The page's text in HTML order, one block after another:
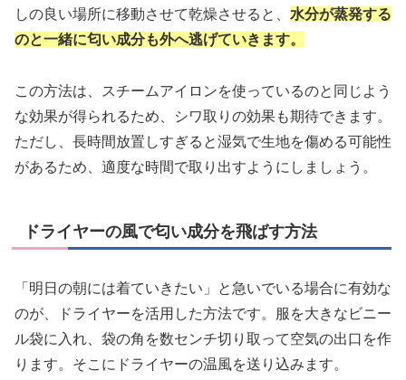
しの良い場所に移動させて乾燥させると、 水分が蒸発する
のと一緒に匂い成分も外へ逃げていきます。
この方法は、スチームアイロンを使っているのと同じよう
な効果が得られるため、シワ取りの効果も期待できます。
ただし、長時間放置しすぎると湿気で生地を傷める可能性
があるため、適度な時間で取り出すようにしましょう。
ドライヤーの風で匂い成分を飛ばす方法
「明日の朝には着ていきたい」と急いでいる場合に有効な
のが、ドライヤーを活用した方法です。服を大きなビニー
ル袋に入れ、袋の角を数センチ切り取って空気の出口を作
ります。そこにドライヤーの温風を送り込みます。